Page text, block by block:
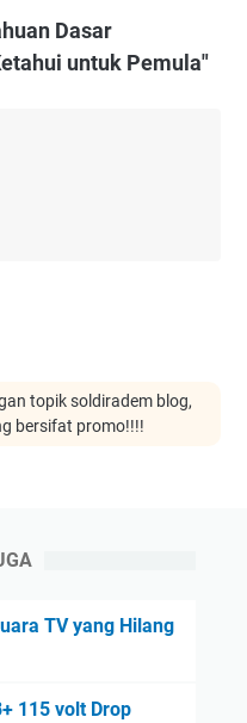
Dasar
untuk Pemula"
topik soldiradem blog,
bersifat promo!!!!
TV yang Hilang
115 volt Drop